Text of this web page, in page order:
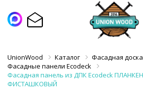
UnionWood Каталог Фасадная доска
Фасадные панели Ecodeck
Фасадная панель из ДПК Ecodeck
ФИСТАШКОВЫЙ